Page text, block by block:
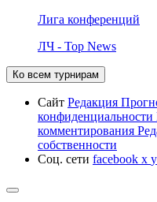
Лига конференций
ЛЧ - Top News
Ко всем турнирам
Сайт Редакция
конфиденциальности
комментирования
собственности
Соц. сети facebook x